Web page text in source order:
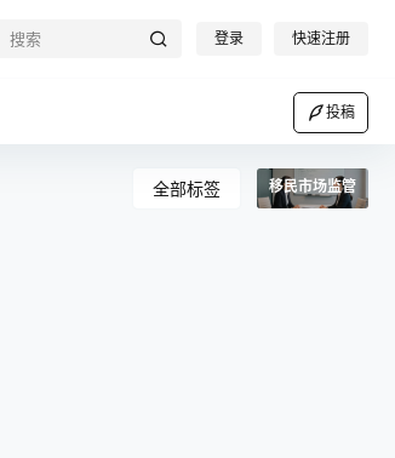
登录 快速注册
投稿
全部标签 移民市场监管